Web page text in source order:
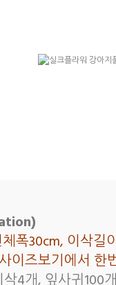
폭30cm, 이삭길
이즈보기에서 한